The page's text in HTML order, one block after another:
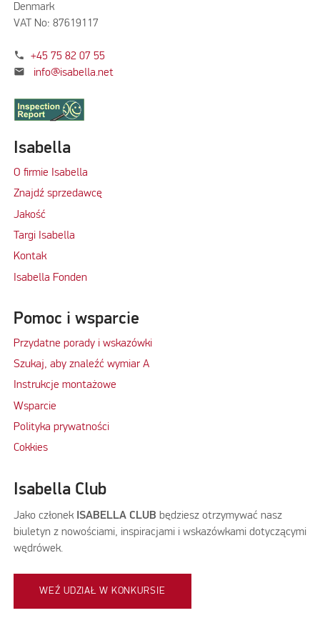
Denmark
VAT No: 87619117
phone +45 75 82 07 55
mail info@isabella.net
Isabella
O firmie Isabella
Znajdź sprzedawcę
Jakość
Targi Isabella
Kontak
Isabella Fonden
Pomoc i wsparcie
Przydatne porady i wskazówki
Szukaj, aby znaleźć wymiar A
Instrukcje montażowe
Wsparcie
Polityka prywatności
Cokkies
Isabella Club
Jako członekISABELLA CLUB będziesz otrzymywać nasz
biuletyn z nowościami, inspiracjami i wskazówkami dotyczącymi
wędrówek.
WEŹ UDZIAŁ W KONKURSIE